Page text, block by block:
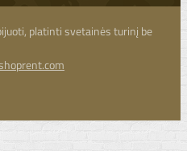
platinti svetainės turinį be